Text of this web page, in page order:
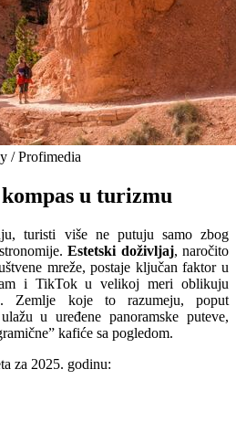
/ Profimedia
u turizmu
turisti više ne putuju samo zbog
Estetski doživljaj, naročito
mreže, postaje ključan faktor u
i TikTok u velikoj meri oblikuju
Zemlje koje to razumeju, poput
u uređene panoramske puteve,
kafiće sa pogledom.
za 2025. godinu: